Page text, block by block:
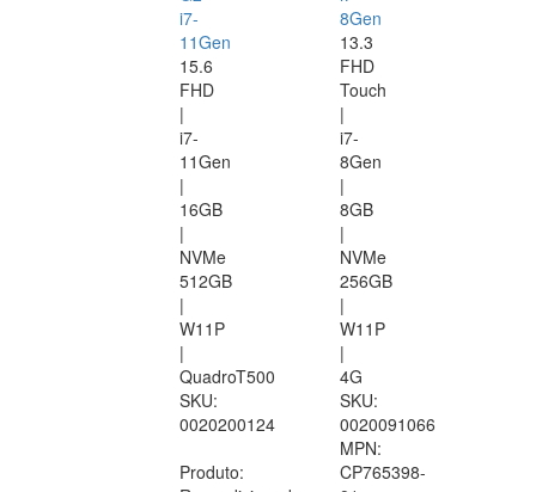
i7-
11Gen
15.6
FHD
|
i7-
11Gen
|
16GB
|
NVMe
512GB
|
W11P
|
QuadroT500
SKU:
0020200124
Produto:
8Gen
13.3
FHD
Touch
|
i7-
8Gen
|
8GB
|
NVMe
256GB
|
W11P
|
4G
SKU:
0020091066
MPN:
CP765398-